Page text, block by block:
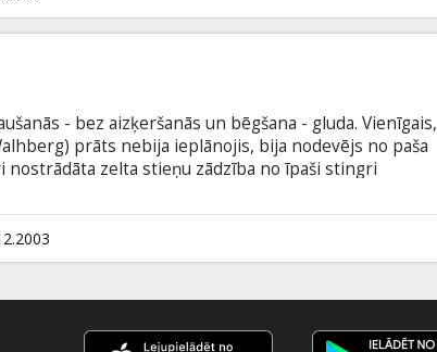
arī tēva atbalstu.
- bez aizķeršanās un bēgšana - gluda. Vienīgais,
prāts nebija ieplānojis, bija nodevējs no paša
nostrādāta zelta stieņu zādzība no īpaši stingri
Lails (Seth Green), auto spečuks Pievilcīgais Robs
eksperts Kreisā Auss (Mos Def) un seifu uzlaušanas
Sutherland) nespēj vien noticēt, ka krāpnieks ir